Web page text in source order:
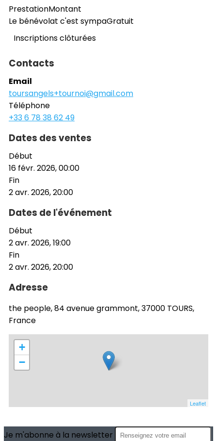
PrestationMontant
Le bénévolat c'est sympaGratuit
Inscriptions clôturées
Contacts
Email
toursangels+tournoi@gmail.com
Téléphone
+33 6 78 38 62 49
Dates des ventes
Début
16 févr. 2026, 00:00
Fin
2 avr. 2026, 20:00
Dates de l'événement
Début
2 avr. 2026, 19:00
Fin
2 avr. 2026, 20:00
Adresse
the people, 84 avenue grammont, 37000 TOURS,
France
+
−
Leaflet
Je m'abonne à la newsletter